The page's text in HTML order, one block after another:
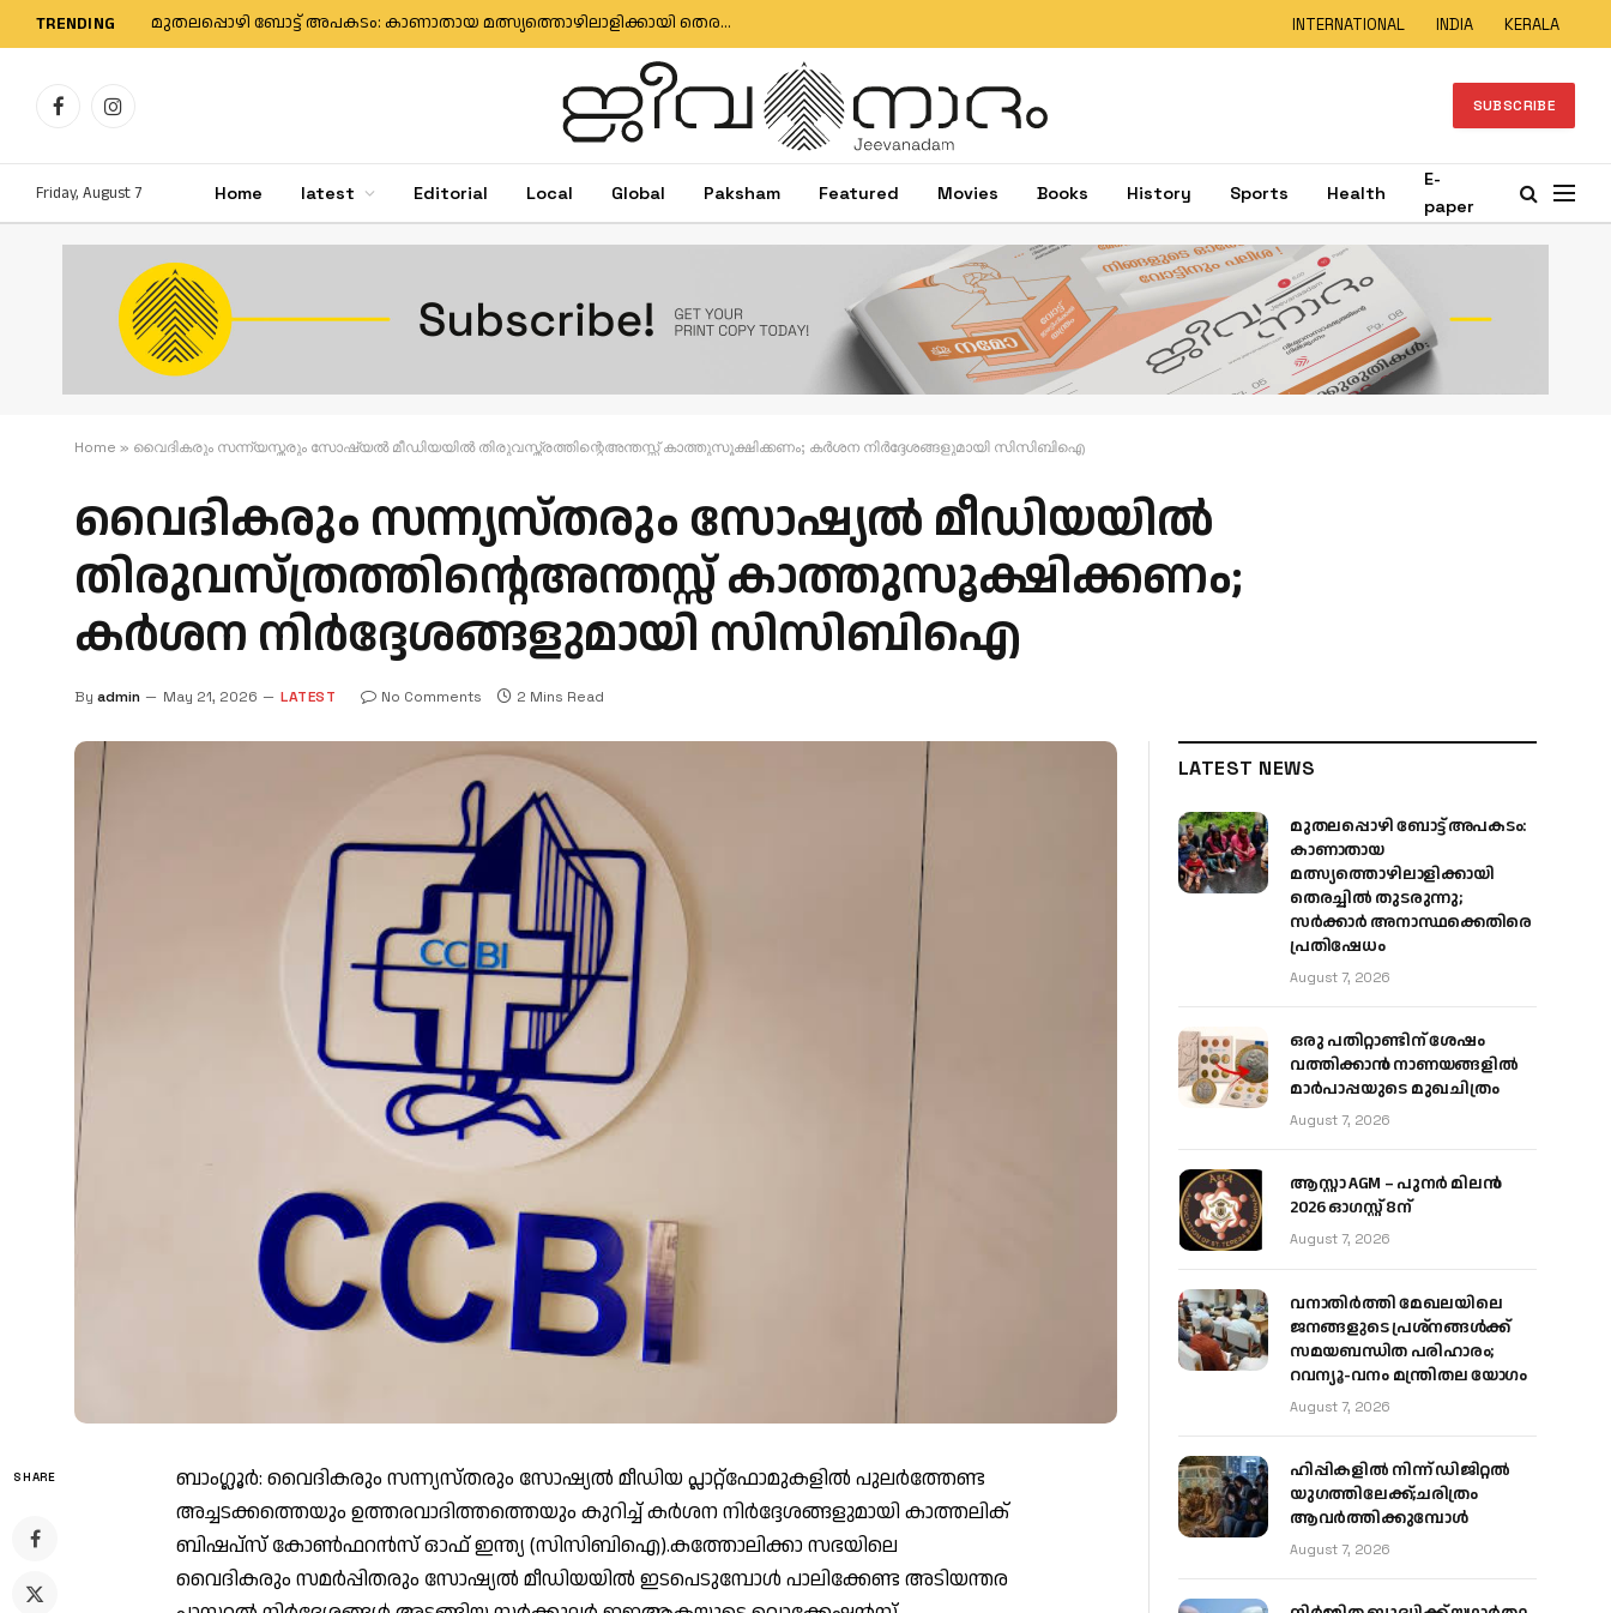
TRENDING മുതലപ്പൊഴി ബോട്ട് അപകടം: കാണാതായ മത്സ്യത്തൊഴിലാളിക്കായി തെരച്ചിൽ തുടരുന്നു; സർക്കാർ അനാസ്ഥക്കെതിരെ പ്രതിഷേധം INTERNATIONAL INDIA KERALA
FacebookInstagram SUBSCRIBE
Friday, August 7 Home latest Editorial Local Global Paksham Featured Movies Books History Sports Health
E-
paper
Home » വൈദികരും സന്ന്യസ്തരും സോഷ്യല്‍ മീഡിയയില്‍ തിരുവസ്ത്രത്തിന്റെഅന്തസ്സ് കാത്തുസൂക്ഷിക്കണം; കര്‍ശന നിര്‍ദ്ദേശങ്ങളുമായി സിസിബിഐ
വൈദികരും സന്ന്യസ്തരും സോഷ്യല്‍ മീഡിയയില്‍
തിരുവസ്ത്രത്തിന്റെഅന്തസ്സ് കാത്തുസൂക്ഷിക്കണം;
കര്‍ശന നിര്‍ദ്ദേശങ്ങളുമായി സിസിബിഐ
By admin May 21, 2026 LATEST No Comments 2 Mins Read
SHARE
ബാംഗ്ലൂര്‍: വൈദികരും സന്ന്യസ്തരും സോഷ്യല്‍ മീഡിയ പ്ലാറ്റ്ഫോമുകളില്‍ പുലര്‍ത്തേണ്ട
അച്ചടക്കത്തെയും ഉത്തരവാദിത്തത്തെയും കുറിച്ച് കര്‍ശന നിര്‍ദ്ദേശങ്ങളുമായി കാത്തലിക്
ബിഷപ്‌സ് കോണ്‍ഫറന്‍സ് ഓഫ് ഇന്ത്യ (സിസിബിഐ).കത്തോലിക്കാ സഭയിലെ
വൈദികരും സമര്‍പ്പിതരും സോഷ്യല്‍ മീഡിയയില്‍ ഇടപെടുമ്പോള്‍ പാലിക്കേണ്ട അടിയന്തര
LATEST NEWS
മുതലപ്പൊഴി ബോട്ട് അപകടം:
കാണാതായ
മത്സ്യത്തൊഴിലാളിക്കായി
തെരച്ചിൽ തുടരുന്നു;
സർക്കാർ അനാസ്ഥക്കെതിരെ
പ്രതിഷേധം
August 7, 2026
ഒരു പതിറ്റാണ്ടിന് ശേഷം
വത്തിക്കാൻ നാണയങ്ങളിൽ
മാർപാപ്പയുടെ മുഖചിത്രം
August 7, 2026
ആസ്റ്റാ AGM – പുനർ മിലൻ
2026 ഓഗസ്റ്റ് 8ന്
August 7, 2026
വനാതിർത്തി മേഖലയിലെ
ജനങ്ങളുടെ പ്രശ്നങ്ങൾക്ക്
സമയബന്ധിത പരിഹാരം;
റവന്യൂ-വനം മന്ത്രിതല യോഗം
August 7, 2026
ഹിപ്പികളില്‍ നിന്ന് ഡിജിറ്റല്‍
യുഗത്തിലേക്ക്;ചരിത്രം
ആവര്‍ത്തിക്കുമ്പോള്‍
August 7, 2026